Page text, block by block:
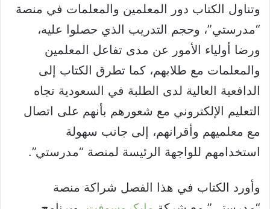
وتناول الكتاب دور المعلمين والمعلمات في منصة
“مدرستي”، وحجم التدريب الذي حصلوا عليه،
ورضا أولياء الأمور عن مدى تفاعل المعلمين
والمعلمات مع طلابهم، كما تطرق الكتاب إلى
الدافعية العالية لدى الطلبة في السعودية تجاه
التعليم الإلكتروني مع شعورهم بأنهم على اتصال
مع معلميهم وأقرانهم، إلى جانب سهولة
استخدامهم للواجهة الرئيسة لمنصة “مدرستي”.
وأورد الكتاب في هذا الفصل شراكة منصة